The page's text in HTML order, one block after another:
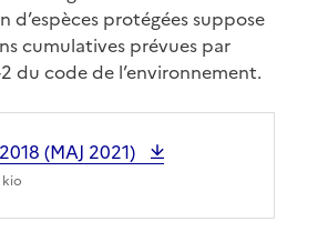
d’espèces protégées suppose
cumulatives prévues par
2 du code de l’environnement.
(MAJ 2021)
kio